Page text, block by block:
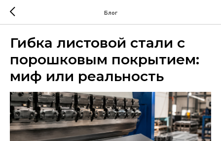
Блог
Гибка листовой стали с
порошковым покрытием:
миф или реальность